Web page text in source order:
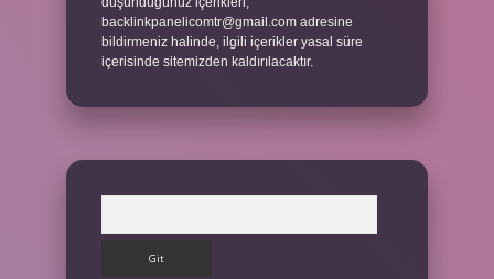
backlinkpanelicomtr@gmail.com adresine
bildirmeniz halinde, ilgili içerikler yasal süre
içerisinde sitemizden kaldırılacaktır.